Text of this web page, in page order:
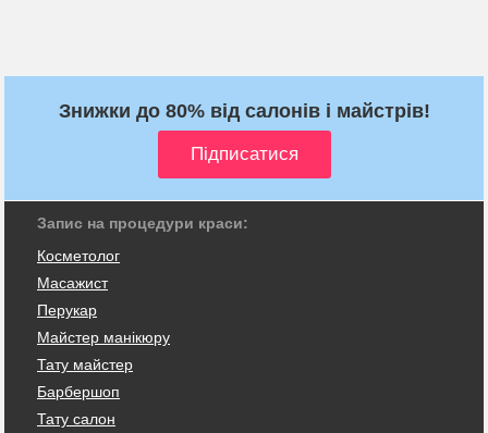
Знижки до 80% від салонів і майстрів!
Запис на процедури краси:
Косметолог
Масажист
Перукар
Майстер манікюру
Тату майстер
Барбершоп
Тату салон